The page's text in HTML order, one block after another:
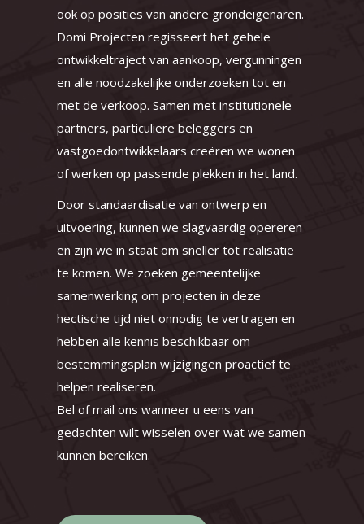
ook op posities van andere grondeigenaren.
Domi Projecten regisseert het gehele
ontwikkeltraject van aankoop, vergunningen
en alle noodzakelijke onderzoeken tot en
met de verkoop. Samen met institutionele
partners, particuliere beleggers en
vastgoedontwikkelaars creëren we wonen
of werken op passende plekken in het land.
Door standaardisatie van ontwerp en
uitvoering, kunnen we slagvaardig opereren
en zijn we in staat om sneller tot realisatie
te komen. We zoeken gemeentelijke
samenwerking om projecten in deze
hectische tijd niet onnodig te vertragen en
hebben alle kennis beschikbaar om
bestemmingsplan wijzigingen proactief te
helpen realiseren.
Bel of mail ons wanneer u eens van
gedachten wilt wisselen over wat we samen
kunnen bereiken.